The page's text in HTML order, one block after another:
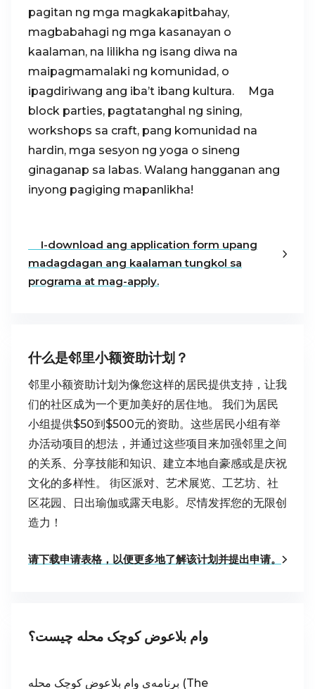
pagitan ng mga magkakapitbahay,
magbabahagi ng mga kasanayan o
kaalaman, na lilikha ng isang diwa na
maipagmamalaki ng komunidad, o
ipagdiriwang ang iba’t ibang kultura. Mga
block parties, pagtatanghal ng sining,
workshops sa craft, pang komunidad na
hardin, mga sesyon ng yoga o sineng
ginaganap sa labas. Walang hangganan ang
inyong pagiging mapanlikha!
I-download ang application form upang
madagdagan ang kaalaman tungkol sa
programa at mag-apply.
什么是邻里小额资助计划？
邻里小额资助计划为像您这样的居民提供支持，让我
们的社区成为一个更加美好的居住地。 我们为居民
小组提供$50到$500元的资助。这些居民小组有举
办活动项目的想法，并通过这些项目来加强邻里之间
的关系、分享技能和知识、建立本地自豪感或是庆祝
文化的多样性。 街区派对、艺术展览、工艺坊、社
区花园、日出瑜伽或露天电影。尽情发挥您的无限创
造力！
请下载申请表格，以便更多地了解该计划并提出申请。
وام بلاعوض کوچک محله چیست؟
برنامه‌ی وام بلاعوض کوچک محله (The